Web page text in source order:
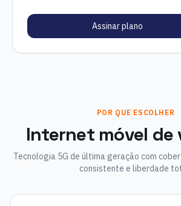
Assinar plano
POR QUE ESCOLHER
Internet móvel de
Tecnologia 5G de última geração com
consistente e liberdade